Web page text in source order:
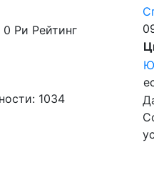
0 Ри Рейтинг
1034